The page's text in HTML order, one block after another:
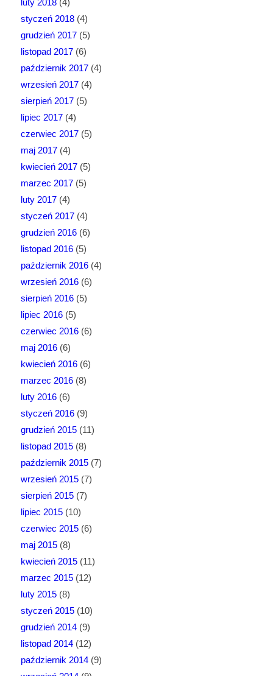
luty 2018(4)
styczeń 2018(4)
grudzień 2017(5)
listopad 2017(6)
październik 2017(4)
wrzesień 2017(4)
sierpień 2017(5)
lipiec 2017(4)
czerwiec 2017(5)
maj 2017(4)
kwiecień 2017(5)
marzec 2017(5)
luty 2017(4)
styczeń 2017(4)
grudzień 2016(6)
listopad 2016(5)
październik 2016(4)
wrzesień 2016(6)
sierpień 2016(5)
lipiec 2016(5)
czerwiec 2016(6)
maj 2016(6)
kwiecień 2016(6)
marzec 2016(8)
luty 2016(6)
styczeń 2016(9)
grudzień 2015(11)
listopad 2015(8)
październik 2015(7)
wrzesień 2015(7)
sierpień 2015(7)
lipiec 2015(10)
czerwiec 2015(6)
maj 2015(8)
kwiecień 2015(11)
marzec 2015(12)
luty 2015(8)
styczeń 2015(10)
grudzień 2014(9)
listopad 2014(12)
październik 2014(9)